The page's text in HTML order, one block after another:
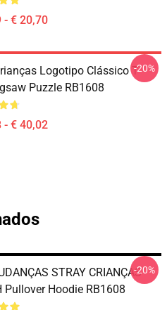
- € 20,70
Logotipo Clássico T-
Puzzle RB1608
- € 40,02
-20%
STRAY CRIANÇAS
Pullover Hoodie RB1608
-20%